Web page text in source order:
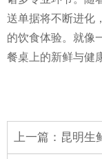
送单据将不断进化
的饮食体验。就像
餐桌上的新鲜与健
上一篇： 昆明生鲜蔬